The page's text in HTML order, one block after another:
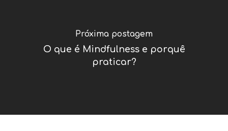
Próxima postagem
O que é Mindfulness e porquê
praticar?